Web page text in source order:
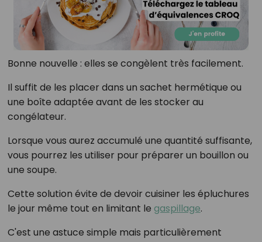
Bonne nouvelle : elles se congèlent très facilement.
Il suffit de les placer dans un sachet hermétique ou
une boîte adaptée avant de les stocker au
congélateur.
Lorsque vous aurez accumulé une quantité suffisante,
vous pourrez les utiliser pour préparer un bouillon ou
une soupe.
Cette solution évite de devoir cuisiner les épluchures
le jour même tout en limitant le gaspillage.
C'est une astuce simple mais particulièrement